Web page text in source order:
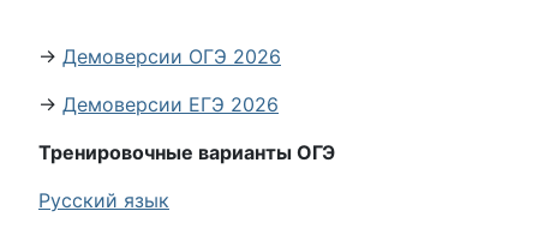
→ Демоверсии ОГЭ 2026
→ Демоверсии ЕГЭ 2026
Тренировочные варианты ОГЭ
Русский язык